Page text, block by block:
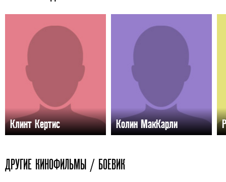
Клинт Кертис Колин МакКарли
ДРУГИЕ КИНОФИЛЬМЫ / БОЕВИК